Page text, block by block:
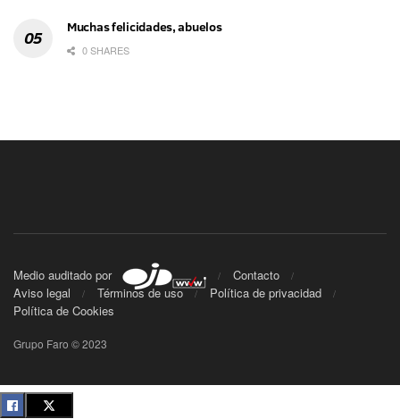
Muchas felicidades, abuelos
0 SHARES
Medio auditado por
Contacto
Aviso legal
Términos de uso
Política de privacidad
Política de Cookies
Grupo Faro © 2023